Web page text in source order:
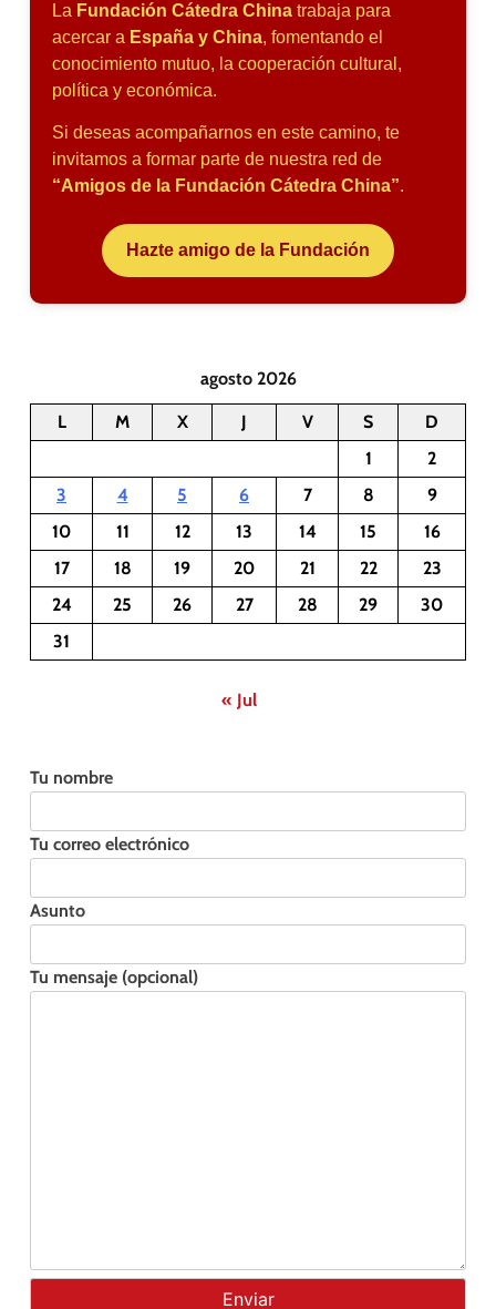
La Fundación Cátedra China trabaja para
acercar a España y China, fomentando el
conocimiento mutuo, la cooperación cultural,
política y económica.
Si deseas acompañarnos en este camino, te
invitamos a formar parte de nuestra red de
“Amigos de la Fundación Cátedra China”.
Hazte amigo de la Fundación
agosto 2026
L M X J V S
D
1
2
3
4 5 6 7 8
9
10
11 12 13 14 15
16
17
18 19 20 21 22
23
24
25 26 27 28 29
30
31
« Jul
Tu nombre
Tu correo electrónico
Asunto
Tu mensaje (opcional)